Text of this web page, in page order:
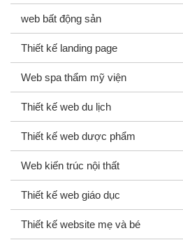
web bất động sản
Thiết kế landing page
Web spa thẩm mỹ viện
Thiết kế web du lịch
Thiết kế web dược phẩm
Web kiến trúc nội thất
Thiết kế web giáo dục
Thiết kế website mẹ và bé